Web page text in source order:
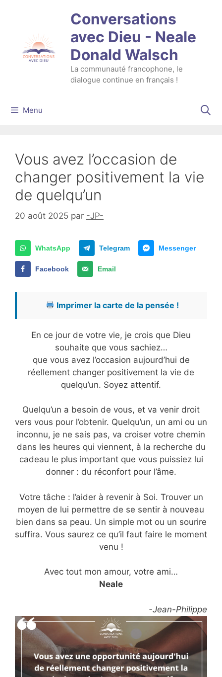
Conversations
avec Dieu - Neale
Donald Walsch
La communauté francophone, le
dialogue continue en français !
Menu
Vous avez l’occasion de
changer positivement la vie
de quelqu’un
20 août 2025 par -JP-
WhatsApp Telegram Messenger
Facebook Email
Imprimer la carte de la pensée !
En ce jour de votre vie, je crois que Dieu
souhaite que vous sachiez…
que vous avez l’occasion aujourd’hui de
réellement changer positivement la vie de
quelqu’un. Soyez attentif.
Quelqu’un a besoin de vous, et va venir droit
vers vous pour l’obtenir. Quelqu’un, un ami ou un
inconnu, je ne sais pas, va croiser votre chemin
dans les heures qui viennent, à la recherche du
cadeau le plus important que vous puissiez lui
donner : du réconfort pour l’âme.
Votre tâche : l’aider à revenir à Soi. Trouver un
moyen de lui permettre de se sentir à nouveau
bien dans sa peau. Un simple mot ou un sourire
suffira. Vous saurez ce qu’il faut faire le moment
venu !
Avec tout mon amour, votre ami…
Neale
-Jean-Philippe